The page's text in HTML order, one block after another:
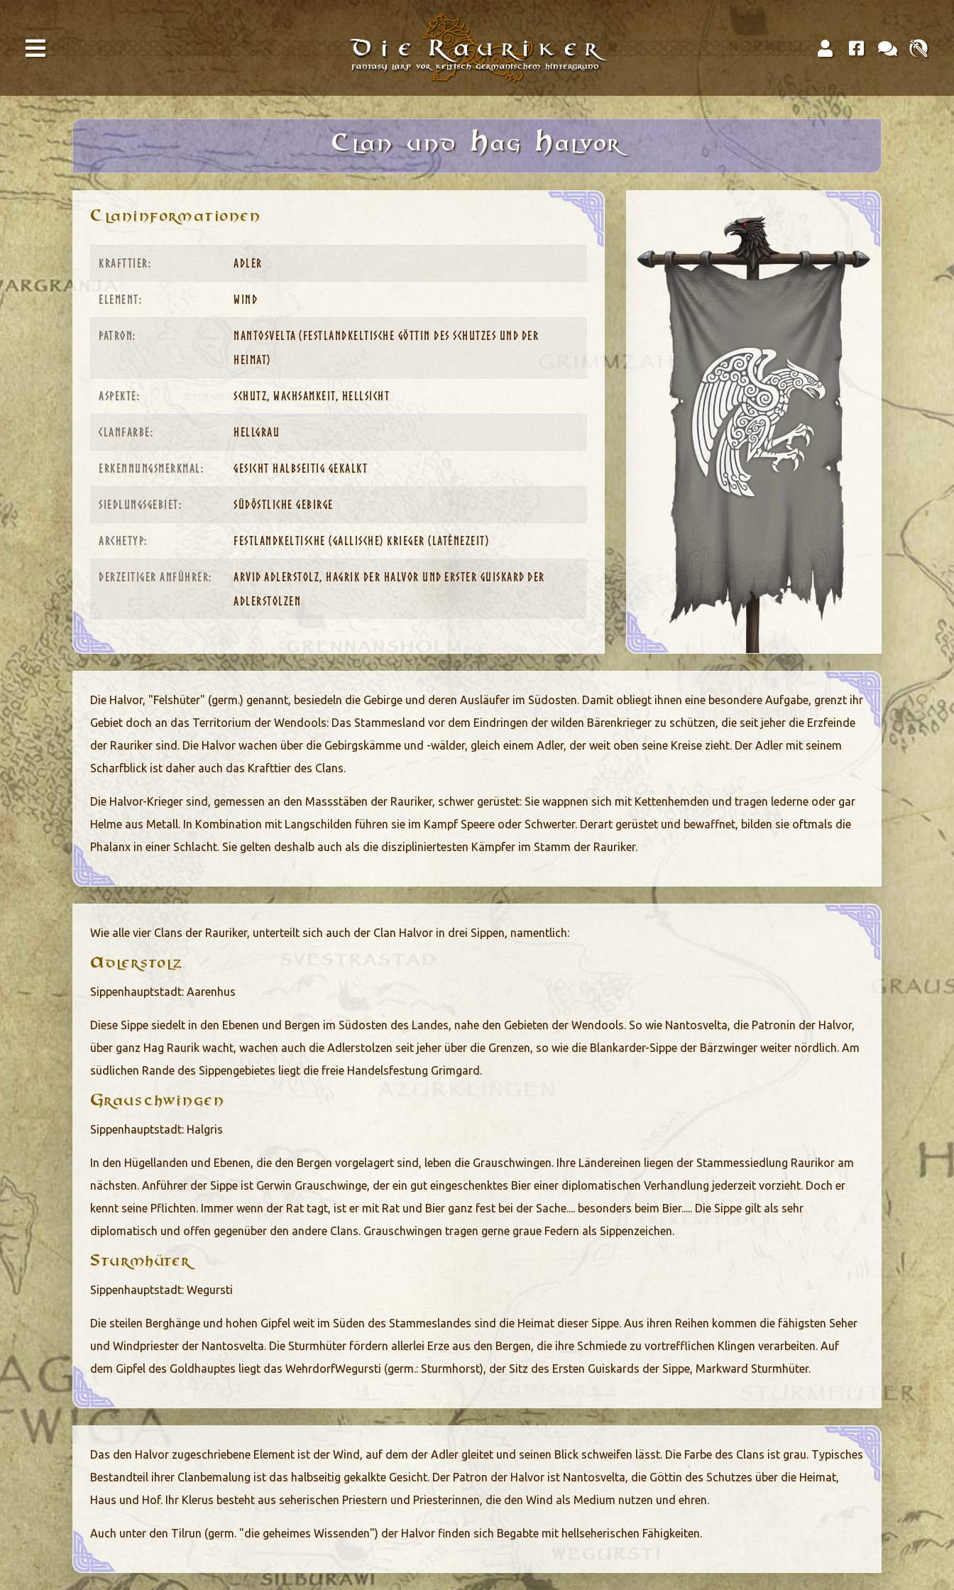
Clanund Hag Halvor
C laninformationen
Krafttier: Adler
Element: Wind
Patron:
Nantosvelta (festlandkeltische Göttin des Schutzes und der
Heimat)
Aspekte: Schutz, Wachsamkeit, Hellsicht
Clanfarbe: Hellgrau
Erkennungsmerkmal: Gesicht halbseitig gekalkt
Siedlungsgebiet: Südöstliche Gebirge
Archetyp: Festlandkeltische (Gallische) Krieger (Latènezeit)
Derzeitiger Anführer:
Arvid Adlerstolz, Hagrik der Halvor und Erster Guiskard der
Adlerstolzen
Die Halvor, "Felshüter" (germ.) genannt, besiedeln die Gebirge und deren Ausläufer im Südosten. Damit obliegt ihnen eine besondere Aufgabe, grenzt ihr
Gebiet doch an das Territorium der Wendools: Das Stammesland vor dem Eindringen der wilden Bärenkrieger zu schützen, die seit jeher die Erzfeinde
der Rauriker sind. Die Halvor wachen über die Gebirgskämme und -wälder, gleich einem Adler, der weit oben seine Kreise zieht. Der Adler mit seinem
Scharfblick ist daher auch das Krafttier des Clans.
Die Halvor-Krieger sind, gemessen an den Massstäben der Rauriker, schwer gerüstet: Sie wappnen sich mit Kettenhemden und tragen lederne oder gar
Helme aus Metall. In Kombination mit Langschilden führen sie im Kampf Speere oder Schwerter. Derart gerüstet und bewaffnet, bilden sie oftmals die
Phalanx in einer Schlacht. Sie gelten deshalb auch als die diszipliniertesten Kämpfer im Stamm der Rauriker.
Wie alle vier Clans der Rauriker, unterteilt sich auch der Clan Halvor in drei Sippen, namentlich:
Adlerstolz
Sippenhauptstadt: Aarenhus
Diese Sippe siedelt in den Ebenen und Bergen im Südosten des Landes, nahe den Gebieten der Wendools. So wie Nantosvelta, die Patronin der Halvor,
über ganz Hag Raurik wacht, wachen auch die Adlerstolzen seit jeher über die Grenzen, so wie die Blankarder-Sippe der Bärzwinger weiter nördlich. Am
südlichen Rande des Sippengebietes liegt die freie Handelsfestung Grimgard.
Grauschwingen
Sippenhauptstadt: Halgris
In den Hügellanden und Ebenen, die den Bergen vorgelagert sind, leben die Grauschwingen. Ihre Ländereinen liegen der Stammessiedlung Raurikor am
nächsten. Anführer der Sippe ist Gerwin Grauschwinge, der ein gut eingeschenktes Bier einer diplomatischen Verhandlung jederzeit vorzieht. Doch er
kennt seine Pflichten. Immer wenn der Rat tagt, ist er mit Rat und Bier ganz fest bei der Sache.... besonders beim Bier..... Die Sippe gilt als sehr
diplomatisch und offen gegenüber den andere Clans. Grauschwingen tragen gerne graue Federn als Sippenzeichen.
Sturmhüter
Sippenhauptstadt: Wegursti
Die steilen Berghänge und hohen Gipfel weit im Süden des Stammeslandes sind die Heimat dieser Sippe. Aus ihren Reihen kommen die fähigsten Seher
und Windpriester der Nantosvelta. Die Sturmhüter fördern allerlei Erze aus den Bergen, die ihre Schmiede zu vortrefflichen Klingen verarbeiten. Auf
dem Gipfel des Goldhauptes liegt das WehrdorfWegursti (germ.: Sturmhorst), der Sitz des Ersten Guiskards der Sippe, Markward Sturmhüter.
Das den Halvor zugeschriebene Element ist der Wind, auf dem der Adler gleitet und seinen Blick schweifen lässt. Die Farbe des Clans ist grau. Typisches
Bestandteil ihrer Clanbemalung ist das halbseitig gekalkte Gesicht. Der Patron der Halvor ist Nantosvelta, die Göttin des Schutzes über die Heimat,
Haus und Hof. Ihr Klerus besteht aus seherischen Priestern und Priesterinnen, die den Wind als Medium nutzen und ehren.
Auch unter den Tilrun (germ. "die geheimes Wissenden") der Halvor finden sich Begabte mit hellseherischen Fähigkeiten.